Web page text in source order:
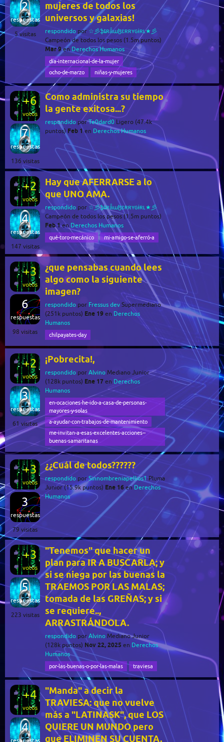
2
respuestas
5visitas
mujeres de todos los
universos y galaxias!
respondido por ☆彡ֆȶʀǟաɮɛʀʀʏɢɨʀʟ★彡
Campeón de todos los pesos (1.5mpuntos)
Mar 9 en Derechos Humanos
día-internacional-de-la-mujer
ocho-de-marzo
niñas-y-mujeres
+6
votos
7
respuestas
136 visitas
Como administra su tiempo
la gente exitosa...?
respondido porTe0dard0 Ligero (47.4k
puntos) Feb 1 en Derechos Humanos
+2
votos
4
respuestas
147 visitas
Hay que AFERRARSE a lo
que UNO AMA.
respondido por ☆彡ֆȶʀǟաɮɛʀʀʏɢɨʀʟ★彡
Campeón de todos los pesos (1.5m puntos)
Feb 1 en Derechos Humanos
qué-toro-mecánico mi-amigo-se-aferró-a
+3
votos
6
respuestas
98 visitas
¿que pensabas cuando lees
algo como la siguiente
imagen?
respondido por Fressus dev Supermediano
(251k puntos) Ene 19 en Derechos
Humanos
chilpayates-day
+2
votos
3
respuestas
61 visitas
¡Pobrecita!,
respondido por Alvino Mediano Junior
(128k puntos) Ene 17 en Derechos
Humanos
en-ocaciones-he-ido-a-casa-de-personas-
mayores-y-solas
a-ayudar-con-trabajos-de-mantenimiento
me-invitan-a-esas-excelentes-acciones--
buenas-samaritanas
+3
votos
3
respuestas
79 visitas
¿¿Cuál de todos??????
respondido porSinnombreniapellios1 Pluma
Junior (15.9k puntos) Ene 16 en Derechos
Humanos
+3
votos
5
respuestas
223 visitas
"Tenemos" que hacer un
plan para IR A BUSCARLA; y
si se niega por las buenas la
TRAEMOS POR LAS MALAS;
tomada de las GREÑAS; y si
se requiere..,
ARRASTRÁNDOLA.
respondido por Alvino Mediano Junior
(128k puntos) Nov 22, 2025 en Derechos
Humanos
por-las-buenas-o-por-las-malas traviesa
+4
votos
4
respuestas
"Manda" a decir la
TRAVIESA: que no vuelve
más a "LATINASK", que LOS
QUIERE UN MUNDO pero
que ELIMINEN SU CUENTA,